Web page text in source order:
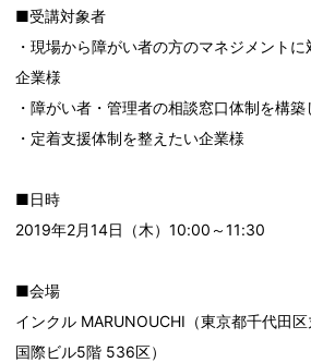
■受講対象者
・現場から障がい者の方のマネジメント
企業様
・障がい者・管理者の相談窓口体制を構
・定着支援体制を整えたい企業様
■日時
2019年2月14日（木）10:00～11:30
■会場
インクル MARUNOUCHI（東京都千代田
国際ビル5階 536区）